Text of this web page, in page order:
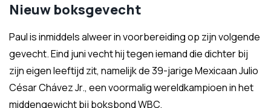
Nieuw boksgevecht
Paul is inmiddels alweer in voorbereiding op zijn volgende
gevecht. Eind juni vecht hij tegen iemand die dichter bij
zijn eigen leeftijd zit, namelijk de 39-jarige Mexicaan Julio
César Chávez Jr., een voormalig wereldkampioen in het
middengewicht bij boksbond WBC.